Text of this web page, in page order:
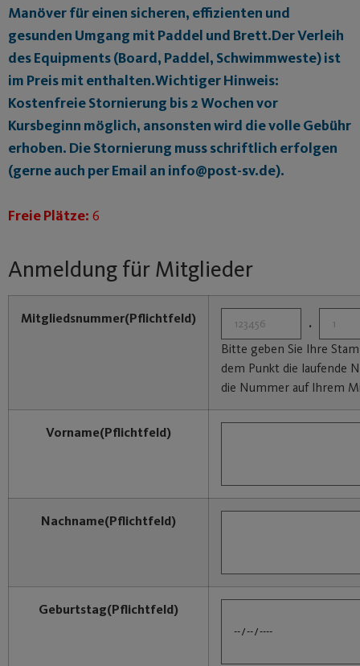
Manöver für einen sicheren, effizienten und
gesunden Umgang mit Paddel und Brett.Der Verleih
des Equipments (Board, Paddel, Schwimmweste) ist
im Preis mit enthalten.Wichtiger Hinweis:
Kostenfreie Stornierung bis 2 Wochen vor
Kursbeginn möglich, ansonsten wird die volle Gebühr
erhoben. Die Stornierung muss schriftlich erfolgen
(gerne auch per Email an info@post-sv.de).
Freie Plätze: 6
Anmeldung für Mitglieder
Mitgliedsnummer(Pflichtfeld)
.
Bitte geben Sie Ihre
dem Punkt die laufende
die Nummer auf Ihrem
Vorname(Pflichtfeld)
Nachname(Pflichtfeld)
Geburtstag(Pflichtfeld)